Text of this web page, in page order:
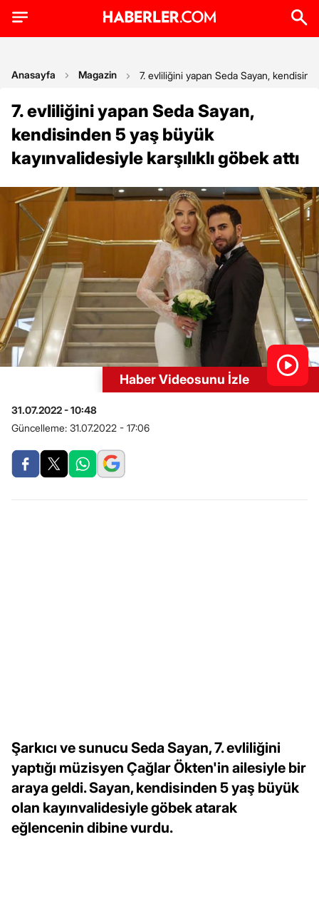
Anasayfa Magazin 7. evliliğini yapan Seda Sayan,
7. evliliğini yapan Seda Sayan,
kendisinden 5 yaş büyük
kayınvalidesiyle karşılıklı göbek attı
Haber Videosunu İzle
31.07.2022 - 10:48
Güncelleme: 31.07.2022 - 17:06
Şarkıcı ve sunucu Seda Sayan, 7. evliliğini
yaptığı müzisyen Çağlar Ökten'in ailesiyle bir
araya geldi. Sayan, kendisinden 5 yaş büyük
olan kayınvalidesiyle göbek atarak
eğlencenin dibine vurdu.